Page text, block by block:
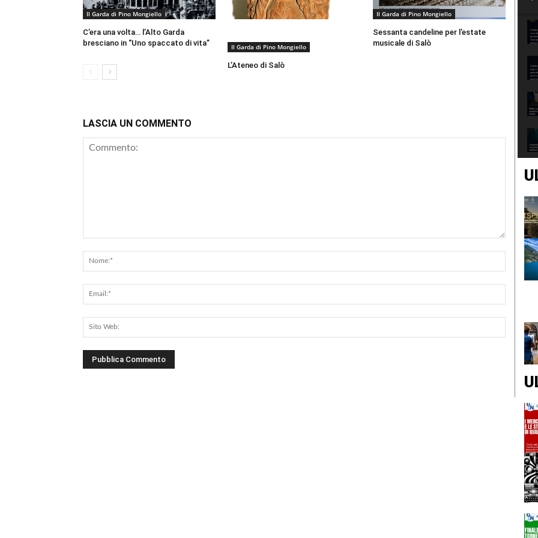
Il Garda di Pino Mongiello
C’era una volta… l’Alto Garda
bresciano in “Uno spaccato di vita”
Il Garda di Pino Mongiello
L’Ateneo di Salò
Il Garda di Pino Mongiello
Sessanta candeline per l’estate
musicale di Salò
LASCIA UN COMMENTO
Nome:*
Web: